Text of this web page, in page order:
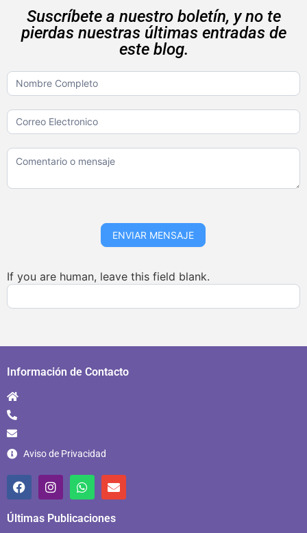
Suscríbete a nuestro boletín, y no te
pierdas nuestras últimas entradas de
este blog.
Boletin
ENVIAR MENSAJE
If you are human, leave this field blank.
Información de Contacto
Aviso de Privacidad
Últimas Publicaciones